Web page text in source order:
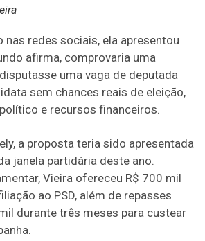
nas redes sociais, ela apresentou
afirma, comprovaria uma
uma vaga de deputada
sem chances reais de eleição,
e recursos financeiros.
a proposta teria sido apresentada
janela partidária deste ano.
Vieira ofereceu R$ 700 mil
ao PSD, além de repasses
durante três meses para custear